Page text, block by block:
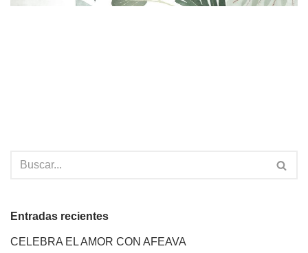
Entradas recientes
CELEBRA EL AMOR CON AFEAVA